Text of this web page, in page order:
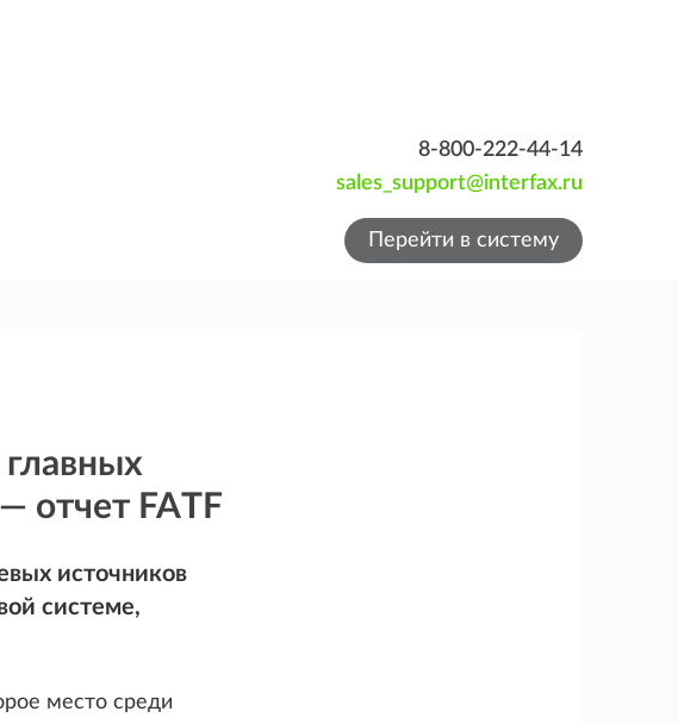
8-800-222-44-14
sales_support@interfax.ru
Перейти в систему
отчет FATF
источников
системе,
место среди